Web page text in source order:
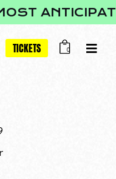
TICKETS 0